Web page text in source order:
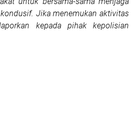
Jika menemukan aktivitas
kepada pihak kepolisian